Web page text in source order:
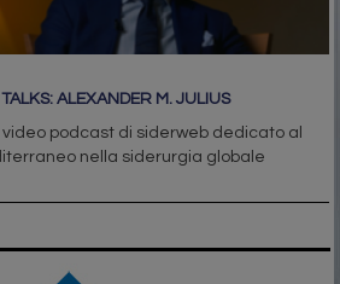
ALEXANDER M. JULIUS
podcast di siderweb dedicato al
nella siderurgia globale